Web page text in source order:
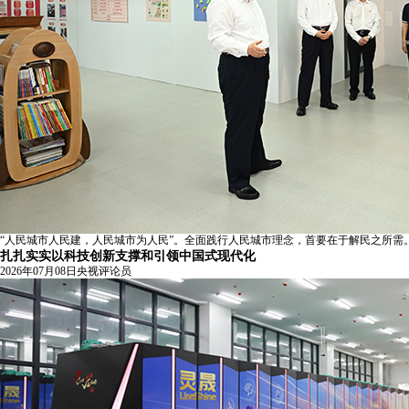
“人民城市人民建，人民城市为人民”。全面践行人民城市理念，首要在于解民之所需
扎扎实实以科技创新支撑和引领中国式现代化
2026年07月08日 央视评论员